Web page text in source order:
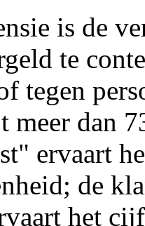
is de
te
tegen
meer dan
ervaart
de
het